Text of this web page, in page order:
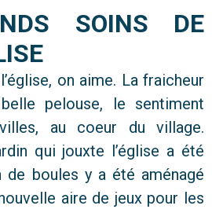
SOINS DE
on aime. La fraicheur
pelouse, le sentiment
au coeur du village.
qui jouxte l’église a été
de boules y a été aménagé
aire de jeux pour les